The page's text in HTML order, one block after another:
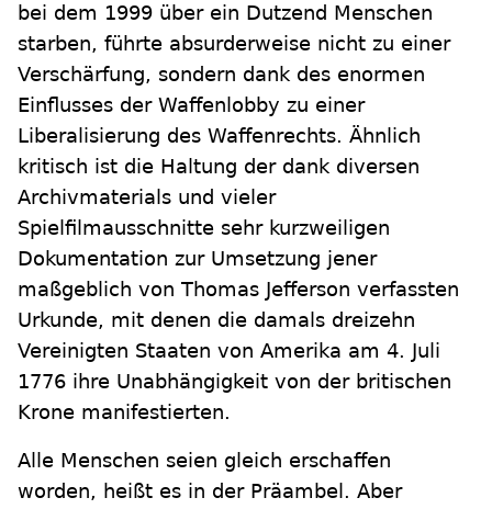
bei dem 1999 über ein Dutzend Menschen
starben, führte absurderweise nicht zu einer
Verschärfung, sondern dank des enormen
Einflusses der Waffenlobby zu einer
Liberalisierung des Waffenrechts. Ähnlich
kritisch ist die Haltung der dank diversen
Archivmaterials und vieler
Spielfilmausschnitte sehr kurzweiligen
Dokumentation zur Umsetzung jener
maßgeblich von Thomas Jefferson verfassten
Urkunde, mit denen die damals dreizehn
Vereinigten Staaten von Amerika am 4. Juli
1776 ihre Unabhängigkeit von der britischen
Krone manifestierten.
Alle Menschen seien gleich erschaffen
worden, heißt es in der Präambel. Aber